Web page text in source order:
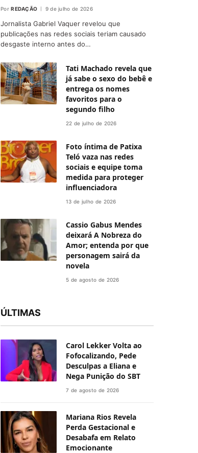
Por REDAÇÃO 9 de julho de 2026
Jornalista Gabriel Vaquer revelou que
publicações nas redes sociais teriam causado
desgaste interno antes do…
Tati Machado revela que
já sabe o sexo do bebê e
entrega os nomes
favoritos para o
segundo filho
22 de julho de 2026
Foto íntima de Patixa
Teló vaza nas redes
sociais e equipe toma
medida para proteger
influenciadora
13 de julho de 2026
Cassio Gabus Mendes
deixará A Nobreza do
Amor; entenda por que
personagem sairá da
novela
5 de agosto de 2026
ÚLTIMAS
Carol Lekker Volta ao
Fofocalizando, Pede
Desculpas a Eliana e
Nega Punição do SBT
7 de agosto de 2026
Mariana Rios Revela
Perda Gestacional e
Desabafa em Relato
Emocionante